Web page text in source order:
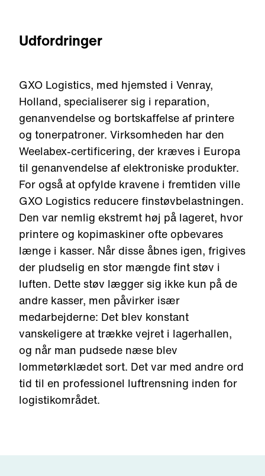
Udfordringer
GXO Logistics, med hjemsted i Venray,
Holland, specialiserer sig i reparation,
genanvendelse og bortskaffelse af printere
og tonerpatroner. Virksomheden har den
Weelabex-certificering, der kræves i Europa
til genanvendelse af elektroniske produkter.
For også at opfylde kravene i fremtiden ville
GXO Logistics reducere finstøvbelastningen.
Den var nemlig ekstremt høj på lageret, hvor
printere og kopimaskiner ofte opbevares
længe i kasser. Når disse åbnes igen, frigives
der pludselig en stor mængde fint støv i
luften. Dette støv lægger sig ikke kun på de
andre kasser, men påvirker især
medarbejderne: Det blev konstant
vanskeligere at trække vejret i lagerhallen,
og når man pudsede næse blev
lommetørklædet sort. Det var med andre ord
tid til en professionel luftrensning inden for
logistikområdet.